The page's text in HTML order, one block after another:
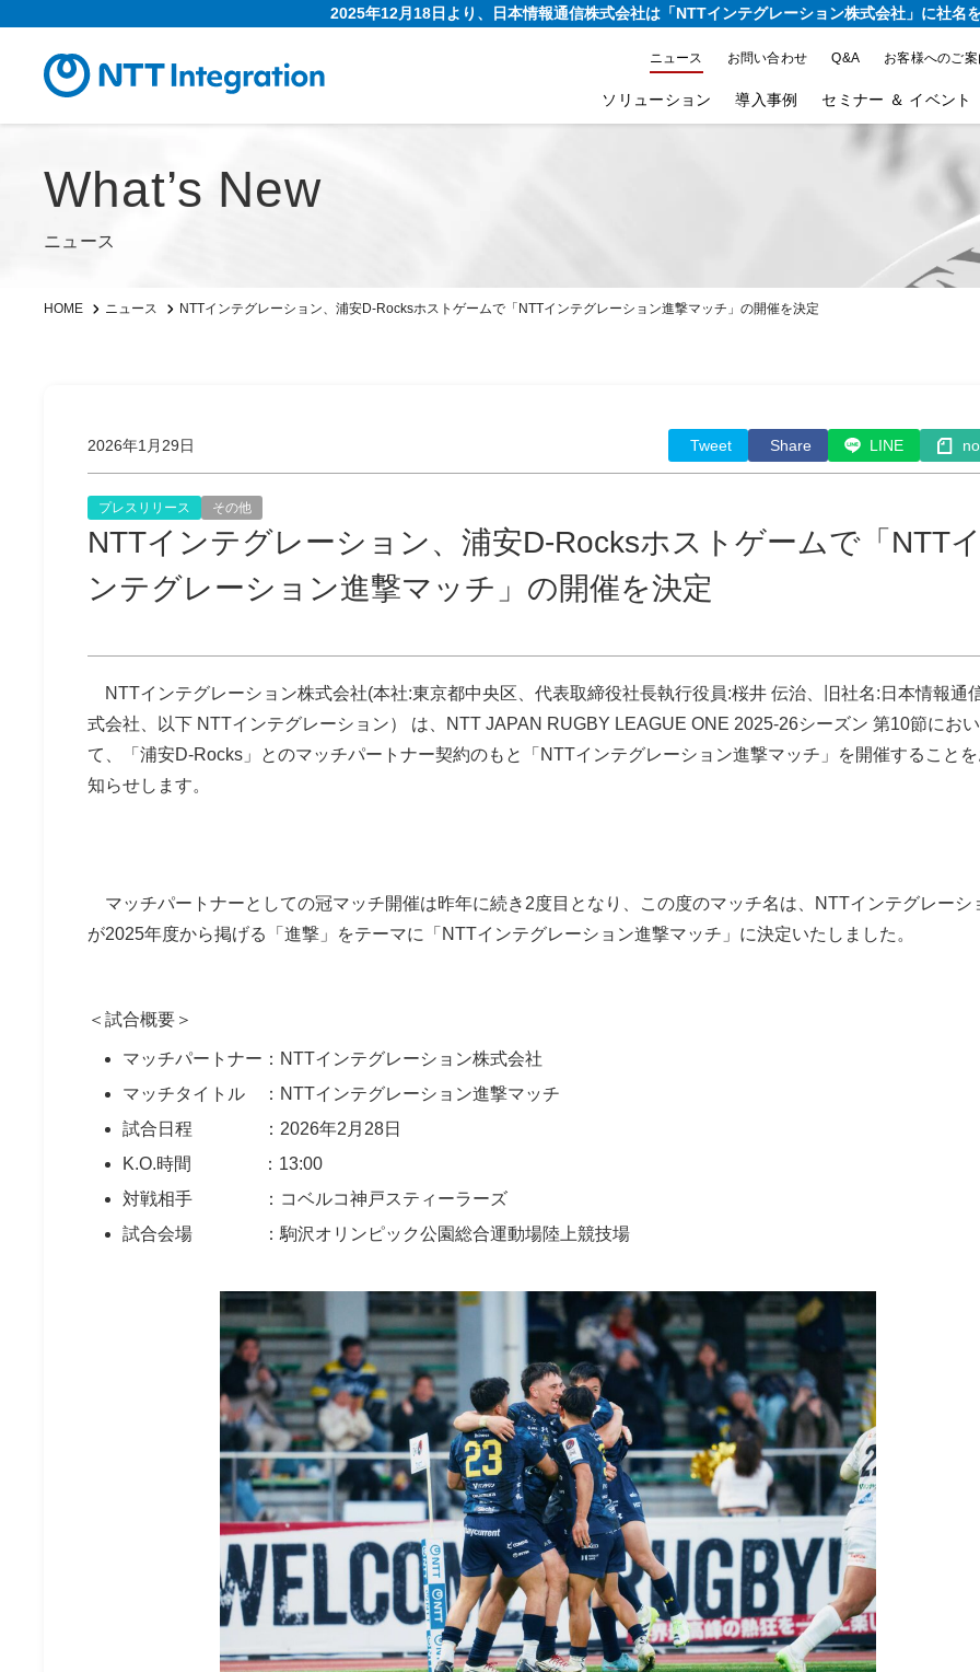
2025年12月18日より、日本情報通信株式会社は「NTTインテグレーション株式会社」に社名
ニュース お問い合わせ Q&A お客様へのご
ソリューション 導入事例 セミナー ＆ イベント
What’s New
ニュース
HOME ニュース NTTインテグレーション、浦安D-Rocksホストゲームで「NTTインテグレーション進撃マッチ」の開催を決定
2026年1月29日 Tweet Share LINE
プレスリリース その他
NTTインテグレーション、浦安D-Rocksホストゲームで「NTT
ンテグレーション進撃マッチ」の開催を決定
NTTインテグレーション株式会社(本社:東京都中央区、代表取締役社長執行役員:桜井 伝治、旧社名:日本情報通
式会社、以下 NTTインテグレーション） は、NTT JAPAN RUGBY LEAGUE ONE 2025-26シーズン 第10節におい
て、「浦安D-Rocks」とのマッチパートナー契約のもと「NTTインテグレーション進撃マッチ」を開催すること
知らせします。
マッチパートナーとしての冠マッチ開催は昨年に続き2度目となり、この度のマッチ名は、NTTインテグレーシ
が2025年度から掲げる「進撃」をテーマに「NTTインテグレーション進撃マッチ」に決定いたしました。
＜試合概要＞
マッチパートナー：NTTインテグレーション株式会社
マッチタイトル ：NTTインテグレーション進撃マッチ
試合日程 ：2026年2月28日
K.O.時間 ：13:00
対戦相手 ：コベルコ神戸スティーラーズ
試合会場 ：駒沢オリンピック公園総合運動場陸上競技場